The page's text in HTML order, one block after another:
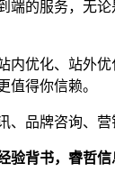
端的服务，无
内优化、站外
值得你信赖。
、品牌咨询、
验背书，睿哲信